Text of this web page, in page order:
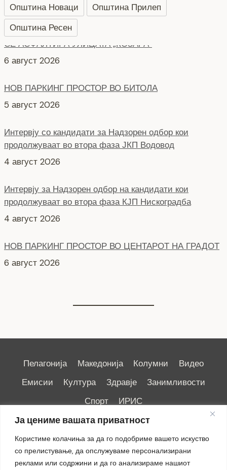
Ја цениме вашата приватност
Користиме колачиња за да го подобриме вашето искуство
со прелистување, да опслужуваме персонализирани
реклами или содржини и да го анализираме нашиот
Општина Новаци
Општина Прилеп
Општина Ресен
НОВ ПАРКИНГ ПРОСТОР ВО БИТОЛА
5 август 2026
Интервју со кандидати за Надзорен одбор кои
продолжуваат во втора фаза ЈКП Водовод
Интервју за Надзорен одбор на кандидати кои
продолжуваат во втора фаза КЈП Нискоградба
НОВ ПАРКИНГ ПРОСТОР ВО ЦЕНТАРОТ НА ГРАДОТ
6 август 2026
СЕ АСФАЛТИРА УЛИЦАТА „КОЗАРА“
6 август 2026
Пелагонија Македонија Колумни
Видео
Емисии
Култура Здравје
Занимливости
Спорт
ИРИС
Импресум|Маркетинг